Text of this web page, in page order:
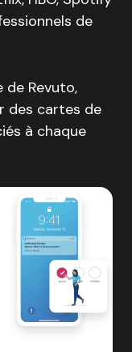
de
de Revuto,
des cartes de
à chaque